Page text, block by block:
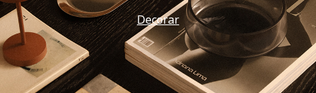
Decorar